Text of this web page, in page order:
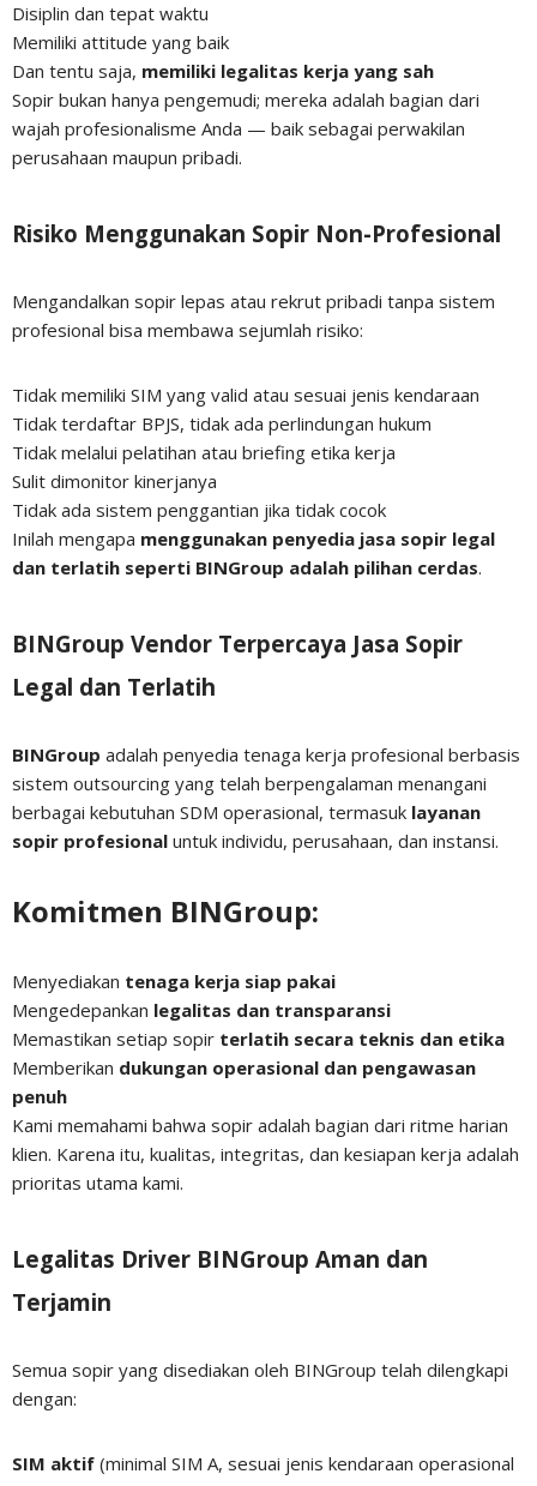
Disiplin dan tepat waktu
Memiliki attitude yang baik
Dan tentu saja, memiliki legalitas kerja yang sah
Sopir bukan hanya pengemudi; mereka adalah bagian dari
wajah profesionalisme Anda — baik sebagai perwakilan
perusahaan maupun pribadi.
Risiko Menggunakan Sopir Non-Profesional
Mengandalkan sopir lepas atau rekrut pribadi tanpa sistem
profesional bisa membawa sejumlah risiko:
Tidak memiliki SIM yang valid atau sesuai jenis kendaraan
Tidak terdaftar BPJS, tidak ada perlindungan hukum
Tidak melalui pelatihan atau briefing etika kerja
Sulit dimonitor kinerjanya
Tidak ada sistem penggantian jika tidak cocok
Inilah mengapa menggunakan penyedia jasa sopir legal
dan terlatih seperti BINGroup adalah pilihan cerdas.
BINGroup Vendor Terpercaya Jasa Sopir
Legal dan Terlatih
BINGroup adalah penyedia tenaga kerja profesional berbasis
sistem outsourcing yang telah berpengalaman menangani
berbagai kebutuhan SDM operasional, termasuk layanan
sopir profesional untuk individu, perusahaan, dan instansi.
Komitmen BINGroup:
Menyediakan tenaga kerja siap pakai
Mengedepankan legalitas dan transparansi
Memastikan setiap sopir terlatih secara teknis dan etika
Memberikan dukungan operasional dan pengawasan
penuh
Kami memahami bahwa sopir adalah bagian dari ritme harian
klien. Karena itu, kualitas, integritas, dan kesiapan kerja adalah
prioritas utama kami.
Legalitas Driver BINGroup Aman dan
Terjamin
Semua sopir yang disediakan oleh BINGroup telah dilengkapi
dengan:
SIM aktif (minimal SIM A, sesuai jenis kendaraan operasional